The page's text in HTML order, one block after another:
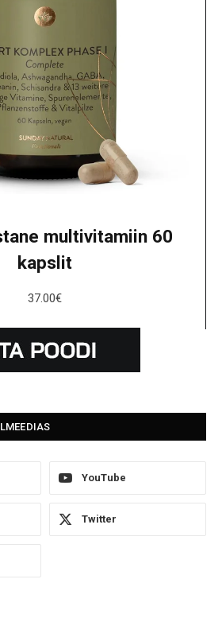
multivitamiin 60
kapslit
37.00€
YouTube
Twitter